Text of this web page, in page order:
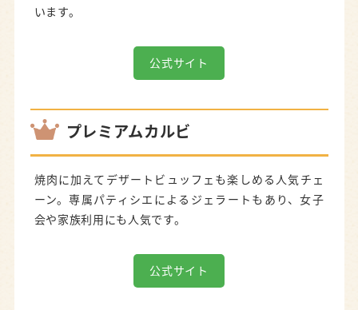
います。
公式サイト
プレミアムカルビ
焼肉に加えてデザートビュッフェも楽しめる人気チェ
ーン。専属パティシエによるジェラートもあり、女子
会や家族利用にも人気です。
公式サイト